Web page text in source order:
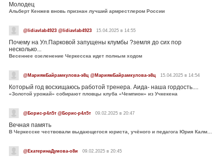
Молодец
Альберт Кенжев вновь признан лучший армрестлером России
@lidiavlab4923 @lidiavlab4923 15.04.2025 в 14:55
Почему на Ул.Парковой запущены клумбы ?земля до сих пор
несколько...
Весеннее озеленение Черкесска идет полным ходом
@МариямБайрамкулова-э8ц @МариямБайрамкулова-э8ц 15.04.2025 в 14:54
Который год восхищаюсь работой тренера. Аида- наша гордость....
«Золотой урожай» собирают пловцы клуба «Чемпион» из Учкекена
@Борис-р4л5т @Борис-р4л5т 09.02.2025 в 20:47
Вечная память
В Черкесске чествовали выдающегося юриста, учёного и педагога Юрия Калмыкова
@ЕкатеринаДумова-о8и 09.02.2025 в 20:45